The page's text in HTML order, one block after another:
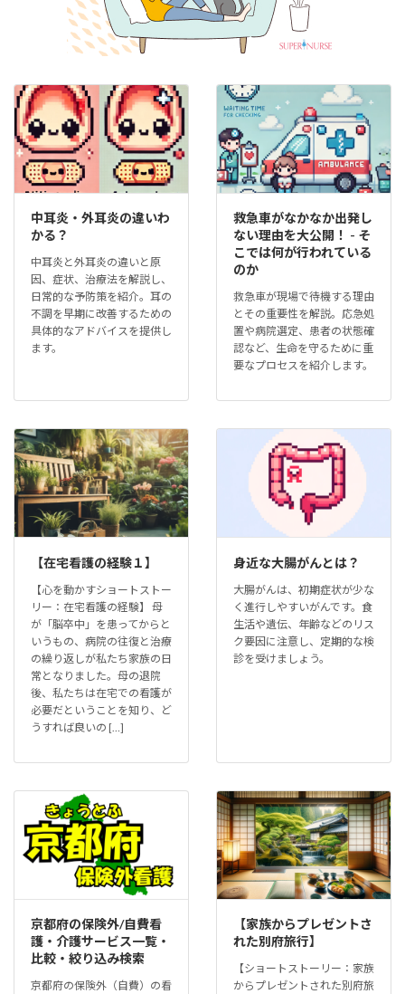
中耳炎・外耳炎の違いわ
かる？
中耳炎と外耳炎の違いと原
因、症状、治療法を解説し、
日常的な予防策を紹介。耳の
不調を早期に改善するための
具体的なアドバイスを提供し
ます。
救急車がなかなか出発し
ない理由を大公開！ - そ
こでは何が行われている
のか
救急車が現場で待機する理由
とその重要性を解説。応急処
置や病院選定、患者の状態確
認など、生命を守るために重
要なプロセスを紹介します。
【在宅看護の経験１】
【心を動かすショートストー
リー：在宅看護の経験】 母
が「脳卒中」を患ってからと
いうもの、病院の往復と治療
の繰り返しが私たち家族の日
常となりました。母の退院
後、私たちは在宅での看護が
必要だということを知り、ど
うすれば良いの […]
身近な大腸がんとは？
大腸がんは、初期症状が少な
く進行しやすいがんです。食
生活や遺伝、年齢などのリス
ク要因に注意し、定期的な検
診を受けましょう。
京都府の保険外/自費看
護・介護サービス一覧・
比較・絞り込み検索
京都府の保険外（自費）の看
【家族からプレゼントさ
れた別府旅行】
【ショートストーリー：家族
からプレゼントされた別府旅